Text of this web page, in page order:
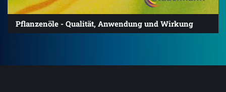
Pflanzenöle - Qualität, Anwendung und Wirkung